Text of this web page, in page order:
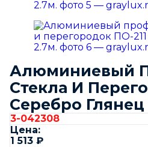
Алюминиевый
Стекла И
Серебро Глянец
3-042308
Цена:
1 513 ₽